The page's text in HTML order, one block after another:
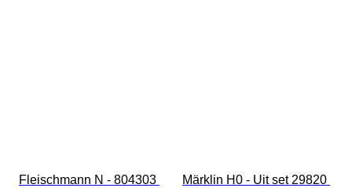
Fleischmann N - 804303
Märklin H0 - Uit set 29820